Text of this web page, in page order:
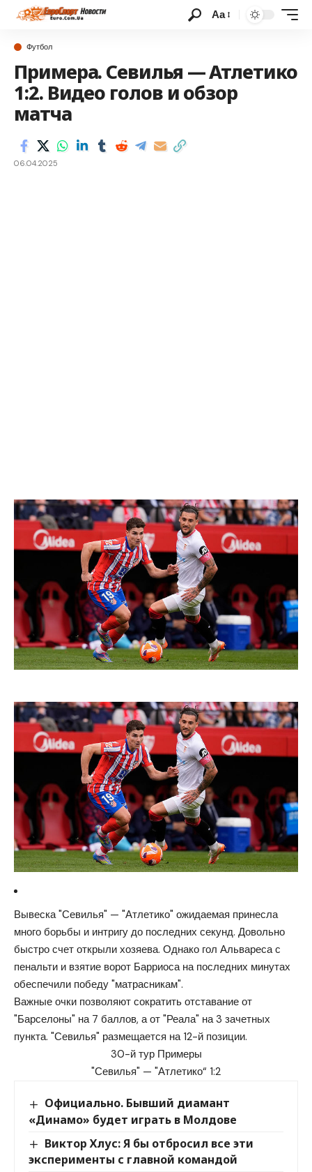
Аа
Футбол
Примера. Севилья — Атлетико
1:2. Видео голов и обзор
матча
06.04.2025
Вывеска "Севилья" — "Атлетико" ожидаемая принесла
много борьбы и интригу до последних секунд. Довольно
быстро счет открыли хозяева. Однако гол Альвареса с
пенальти и взятие ворот Барриоса на последних минутах
обеспечили победу "матрасникам".
Важные очки позволяют сократить отставание от
"Барселоны" на 7 баллов, а от "Реала" на 3 зачетных
пункта. "Севилья" размещается на 12-й позиции.
30-й тур Примеры
"Севилья" — "Атлетико“ 1:2
Официально. Бывший диамант
«Динамо» будет играть в Молдове
Виктор Хлус: Я бы отбросил все эти
эксперименты с главной командой